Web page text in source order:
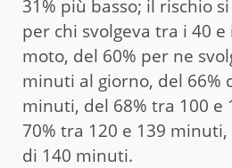
31% più basso; il rischio
per chi svolgeva tra i 40
moto, del 60% per ne
minuti al giorno, del 66%
minuti, del 68% tra 100 e
70% tra 120 e 139
di 140 minuti.